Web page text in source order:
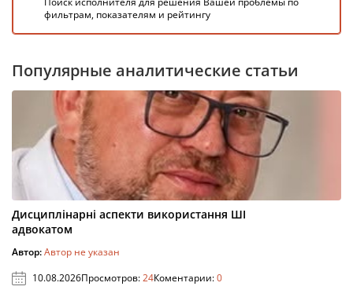
фильтрам, показателям и рейтингу
Популярные аналитические статьи
Дисциплінарні аспекти використання ШІ
адвокатом
Автор:Автор не указан
10.08.2026Просмотров:24Коментарии:0